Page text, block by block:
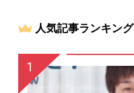
人気記事ランキング